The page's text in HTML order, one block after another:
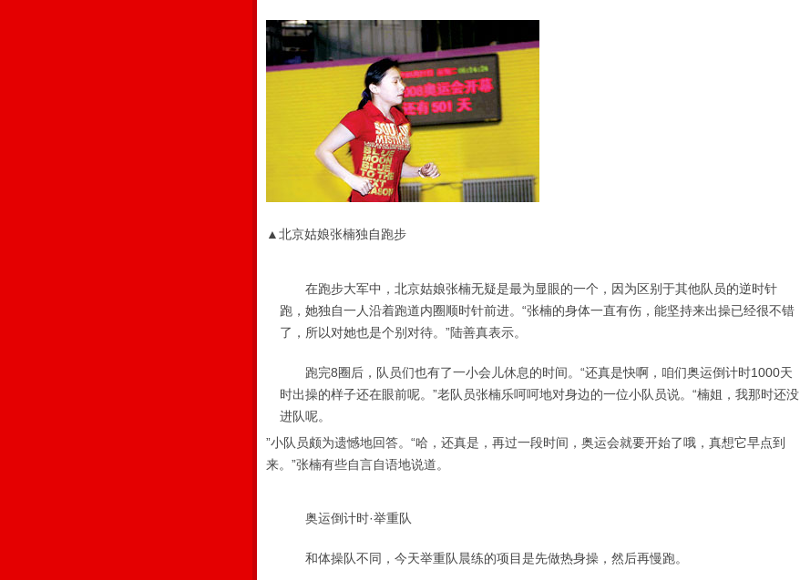
▲北京姑娘张楠独自跑步
在跑步大军中，北京姑娘张楠无疑是最为显眼的一个，因为区别于其他队员的逆时针
跑，她独自一人沿着跑道内圈顺时针前进。“张楠的身体一直有伤，能坚持来出操已经很不错
了，所以对她也是个别对待。”陆善真表示。
跑完8圈后，队员们也有了一小会儿休息的时间。“还真是快啊，咱们奥运倒计时1000天
时出操的样子还在眼前呢。”老队员张楠乐呵呵地对身边的一位小队员说。“楠姐，我那时还没
进队呢。
”小队员颇为遗憾地回答。“哈，还真是，再过一段时间，奥运会就要开始了哦，真想它早点到
来。”张楠有些自言自语地说道。
奥运倒计时·举重队
和体操队不同，今天举重队晨练的项目是先做热身操，然后再慢跑。